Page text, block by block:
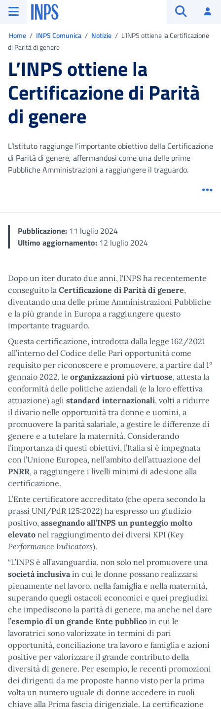
Vai al menu principale
Vai al contenuto principale
Vai al pie' di pagina
INPS ()
Home INPS Comunica Notizie
L’INPS ottiene la Certificazione
di Parità di genere
L’INPS ottiene la
Certificazione di Parità
di genere
L’Istituto raggiunge l’importante obiettivo della Certificazione
di Parità di genere, affermandosi come una delle prime
Pubbliche Amministrazioni a raggiungere il traguardo.
Pubblicazione: 11 luglio 2024
Ultimo aggiornamento: 12 luglio 2024
Dopo un iter durato due anni, l'INPS ha recentemente
conseguito la Certificazione di Parità di genere,
diventando una delle prime Amministrazioni Pubbliche
e la più grande in Europa a raggiungere questo
importante traguardo.
Questa certificazione, introdotta dalla legge 162/2021
all’interno del Codice delle Pari opportunità come
requisito per riconoscere e promuovere, a partire dal 1°
gennaio 2022, le organizzazioni più virtuose, attesta la
conformità delle politiche aziendali (e la loro effettiva
attuazione) agli standard internazionali, volti a ridurre
il divario nelle opportunità tra donne e uomini, a
promuovere la parità salariale, a gestire le differenze di
genere e a tutelare la maternità. Considerando
l’importanza di questi obiettivi, l’Italia si è impegnata
con l’Unione Europea, nell’ambito dell’attuazione del
PNRR, a raggiungere i livelli minimi di adesione alla
certificazione.
L’Ente certificatore accreditato (che opera secondo la
prassi UNI/PdR 125:2022) ha espresso un giudizio
positivo, assegnando all’INPS un punteggio molto
elevato nel raggiungimento dei diversi KPI (Key
Performance Indicators).
“L’INPS è all’avanguardia, non solo nel promuovere una
società inclusiva in cui le donne possano realizzarsi
pienamente nel lavoro, nella famiglia e nella maternità,
superando quegli ostacoli economici e quei pregiudizi
che impediscono la parità di genere, ma anche nel dare
l’esempio di un grande Ente pubblico in cui le
lavoratrici sono valorizzate in termini di pari
opportunità, conciliazione tra lavoro e famiglia e azioni
positive per valorizzare il grande contributo della
diversità di genere. Per esempio, le recenti promozioni
dei dirigenti da me proposte hanno visto per la prima
volta un numero uguale di donne accedere in ruoli
chiave alla Prima fascia dirigenziale. La certificazione